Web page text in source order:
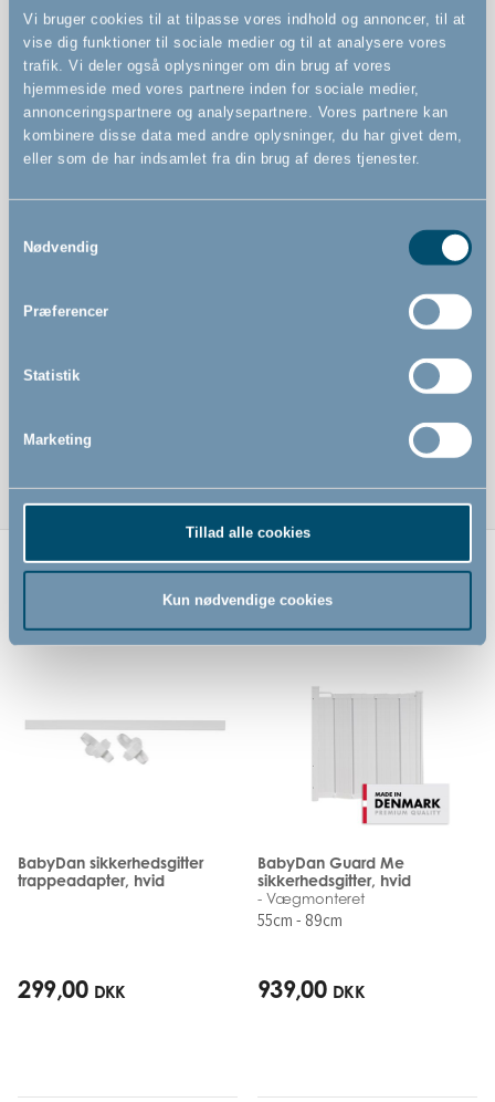
Vi bruger cookies til at tilpasse vores indhold og annoncer, til at
vise dig funktioner til sociale medier og til at analysere vores
trafik. Vi deler også oplysninger om din brug af vores
hjemmeside med vores partnere inden for sociale medier,
annonceringspartnere og analysepartnere. Vores partnere kan
kombinere disse data med andre oplysninger, du har givet dem,
eller som de har indsamlet fra din brug af deres tjenester.
Nødvendig
Præferencer
Statistik
Marketing
Tillad alle cookies
Kun nødvendige cookies
Ingen skadelige materialer - fri for BHA, phthalater og
PVC
Ny mat, ikke-reflekterende finish
Skruer til montering på trævægge eller dørkarme til træ
medfølger.
Relaterede produkter
BabyDan sikkerhedsgitter
trappeadapter, hvid
299,00 DKK
BabyDan Guard Me
sikkerhedsgitter, hvid
- Vægmonteret
55cm - 89cm
939,00 DKK